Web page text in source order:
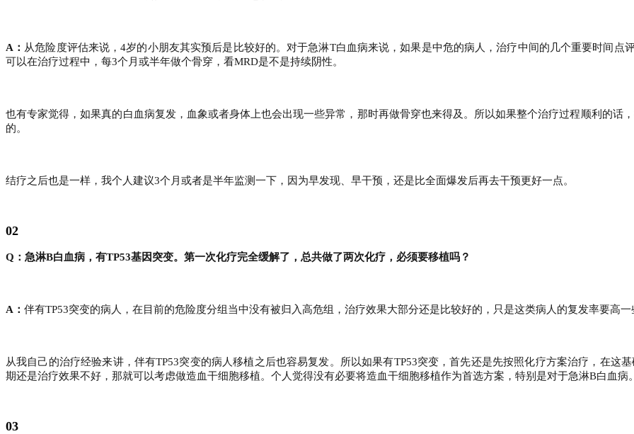
A： 从危险度评估来说，4岁的小朋友其实预后是比较好的。对于急淋T白血病来说，如果是中危的病人，治疗中间的几个重要时间点
可以在治疗过程中，每3个月或半年做个骨穿，看MRD是不是持续阴性。
也有专家觉得，如果真的白血病复发，血象或者身体上也会出现一些异常，那时再做骨穿也来得及。所以如果整个治疗过程顺利的话
的。
结疗之后也是一样，我个人建议3个月或者是半年监测一下，因为早发现、早干预，还是比全面爆发后再去干预更好一点。
02
Q：急淋B白血病，有TP53基因突变。第一次化疗完全缓解了，总共做了两次化疗，必须要移植吗？
A： 伴有TP53突变的病人，在目前的危险度分组当中没有被归入高危组，治疗效果大部分还是比较好的，只是这类病人的复发率要高一
从我自己的治疗经验来讲，伴有TP53突变的病人移植之后也容易复发。所以如果有TP53突变，首先还是先按照化疗方案治疗，在这
期还是治疗效果不好，那就可以考虑做造血干细胞移植。个人觉得没有必要将造血干细胞移植作为首选方案，特别是对于急淋B白血病
03